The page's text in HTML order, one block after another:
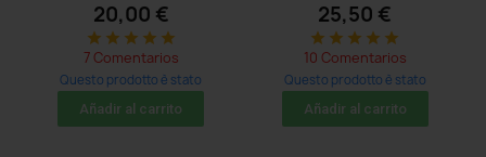
20,00 €
star star star star star
7 Comentarios
Questo prodotto è stato
acquistato: 17 times
Añadir al carrito
25,50 €
star star star star star
10 Comentarios
Questo prodotto è stato
acquistato: 14 times
Añadir al carrito